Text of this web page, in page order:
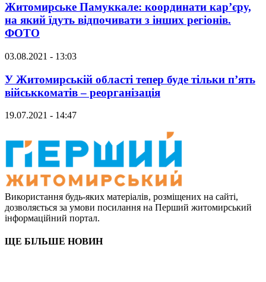
Житомирське Памуккале: координати кар’єру,
на який їдуть відпочивати з інших регіонів.
ФОТО
03.08.2021 - 13:03
У Житомирській області тепер буде тільки п’ять
військкоматів – реорганізація
19.07.2021 - 14:47
Використання будь-яких матеріалів, розміщених на сайті,
дозволяється за умови посилання на Перший житомирський
інформаційний портал.
ЩЕ БІЛЬШЕ НОВИН